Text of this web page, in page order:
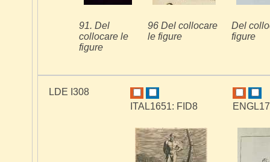
91. Del
collocare le
figure
96 Del collocare
le figure
Del
figure
LDE I308
ITAL1651: FID8